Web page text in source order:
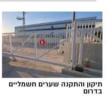
תיקון והתקנה שערים חשמליים
בדרום